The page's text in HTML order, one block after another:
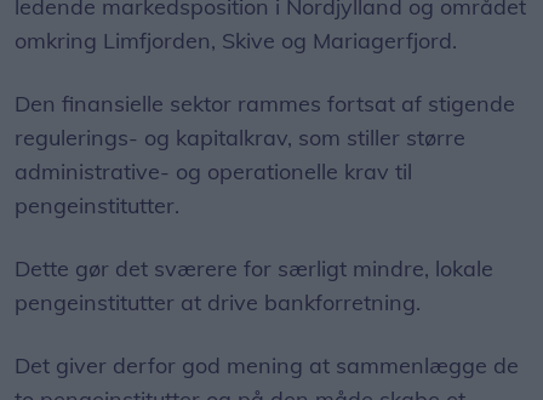
ledende markedsposition i Nordjylland og området
omkring Limfjorden, Skive og Mariagerfjord.
Den finansielle sektor rammes fortsat af stigende
regulerings- og kapitalkrav, som stiller større
administrative- og operationelle krav til
pengeinstitutter.
Dette gør det sværere for særligt mindre, lokale
pengeinstitutter at drive bankforretning.
Det giver derfor god mening at sammenlægge de